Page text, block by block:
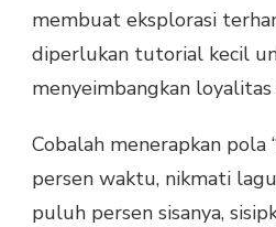
membuat eksplorasi
diperlukan tutorial kecil
menyeimbangkan
Cobalah menerapkan pola
persen waktu, nikmati
puluh persen sisanya,